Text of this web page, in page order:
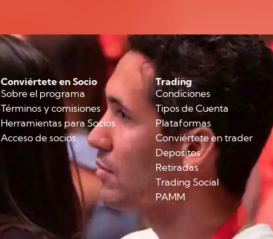
Conviértete en Socio
Sobre el programa
Términos y comisiones
Herramientas para Socios
Acceso de socios
Trading
Condiciones
Tipos de Cuenta
Plataformas
Conviértete en trader
Depositos
Retiradas
Trading Social
PAMM